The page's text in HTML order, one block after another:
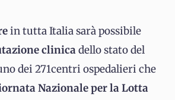
in tutta Italia sarà possibile
clinicadello stato del
dei 271centri ospedalieri che
Nazionale per la Lotta